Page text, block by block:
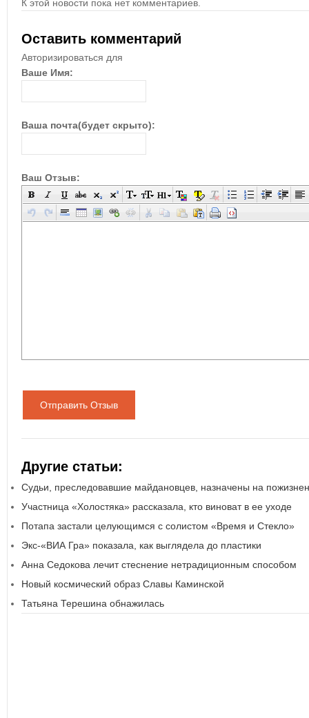
К этой новости пока нет комментариев.
Оставить комментарий
Авторизироваться для
Ваше Имя:
Ваша почта(будет скрыто):
Ваш Отзыв:
Отправить Отзыв
Другие статьи:
Судьи, преследовавшие майдановцев, назначены на
Участница «Холостяка» рассказала, кто виноват в ее уходе
Потапа застали целующимся с солистом «Время и Стекло»
Экс-«ВИА Гра» показала, как выглядела до пластики
Анна Седокова лечит стеснение нетрадиционным способом
Новый космический образ Славы Каминской
Татьяна Терешина обнажилась